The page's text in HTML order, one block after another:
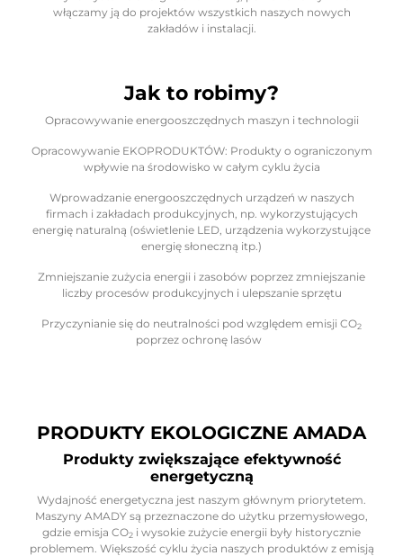
włączamy ją do projektów wszystkich naszych nowych
zakładów i instalacji.
Jak to robimy?
Opracowywanie energooszczędnych maszyn i technologii
Opracowywanie EKOPRODUKTÓW: Produkty o ograniczonym
wpływie na środowisko w całym cyklu życia
Wprowadzanie energooszczędnych urządzeń w naszych
firmach i zakładach produkcyjnych, np. wykorzystujących
energię naturalną (oświetlenie LED, urządzenia wykorzystujące
energię słoneczną itp.)
Zmniejszanie zużycia energii i zasobów poprzez zmniejszanie
liczby procesów produkcyjnych i ulepszanie sprzętu
Przyczynianie się do neutralności pod względem emisji CO2
poprzez ochronę lasów
PRODUKTY EKOLOGICZNE AMADA
Produkty zwiększające efektywność
energetyczną
Wydajność energetyczna jest naszym głównym priorytetem.
Maszyny AMADY są przeznaczone do użytku przemysłowego,
gdzie emisja CO2 i wysokie zużycie energii były historycznie
problemem. Większość cyklu życia naszych produktów z emisją